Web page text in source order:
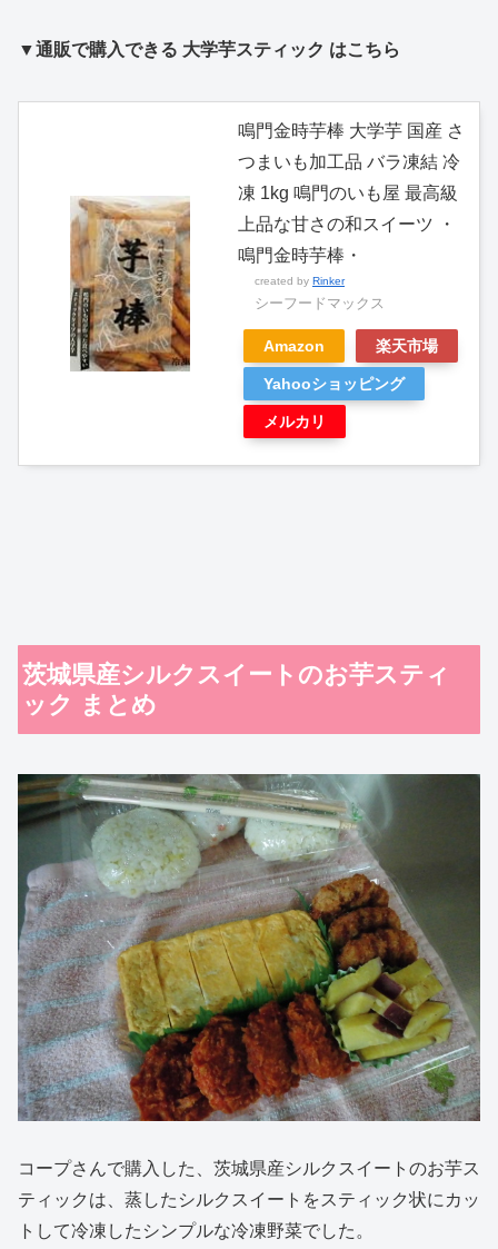
▼通販で購入できる 大学芋スティック はこちら
鳴門金時芋棒 大学芋 国産 さ
つまいも加工品 バラ凍結 冷
凍 1kg 鳴門のいも屋 最高級
上品な甘さの和スイーツ ・
鳴門金時芋棒・
created by Rinker
シーフードマックス
Amazon 楽天市場
Yahooショッピング
メルカリ
茨城県産シルクスイートのお芋スティ
ック まとめ
コープさんで購入した、茨城県産シルクスイートのお芋ス
ティックは、蒸したシルクスイートをスティック状にカッ
トして冷凍したシンプルな冷凍野菜でした。